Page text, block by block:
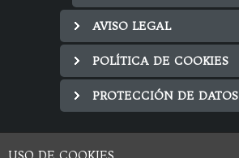
AVISO LEGAL
POLÍTICA DE COOKIES
PROTECCIÓN DE DATOS